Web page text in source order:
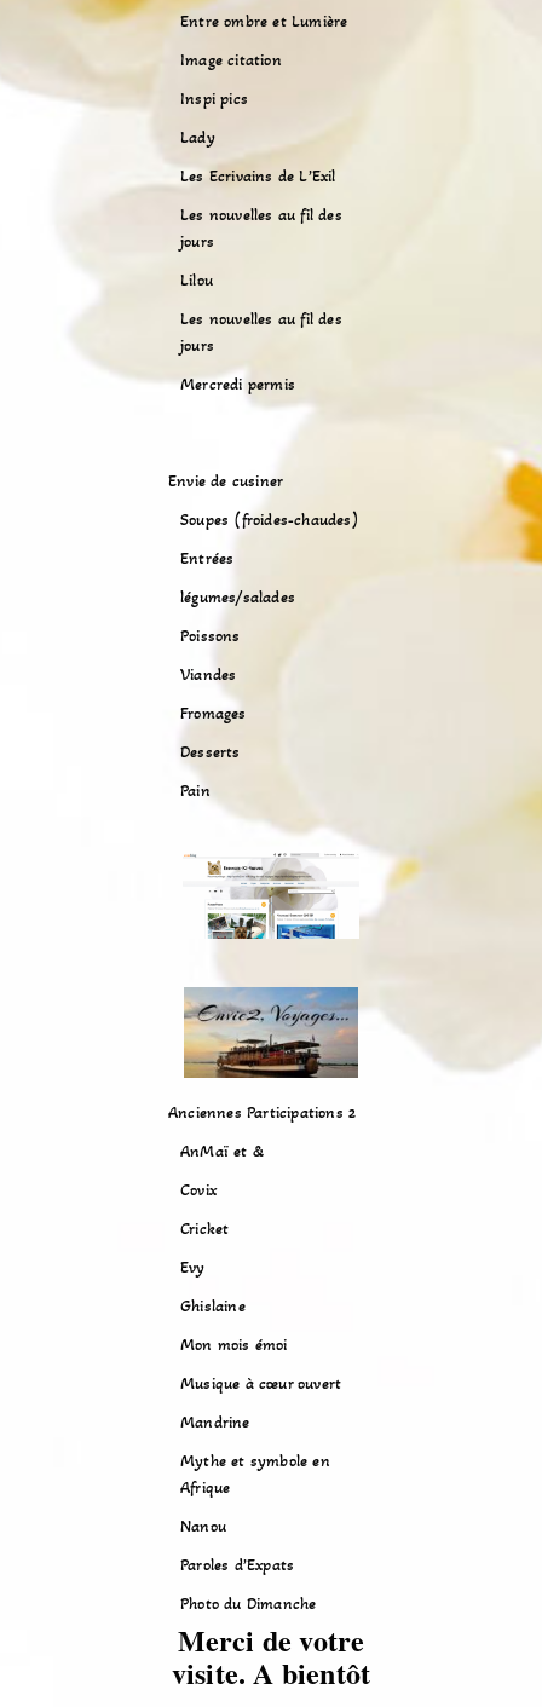
Entre ombre et Lumière
Image citation
Inspi pics
Lady
Les Ecrivains de L’Exil
Les nouvelles au fil des
jours
Lilou
Les nouvelles au fil des
jours
Mercredi permis
Envie de cusiner
Soupes (froides-chaudes)
Entrées
légumes/salades
Poissons
Viandes
Fromages
Desserts
Pain
Anciennes Participations 2
AnMaï et &
Covix
Cricket
Evy
Ghislaine
Mon mois émoi
Musique à cœur ouvert
Mandrine
Mythe et symbole en
Afrique
Nanou
Paroles d’Expats
Photo du Dimanche
Merci de votre
visite. A bientôt